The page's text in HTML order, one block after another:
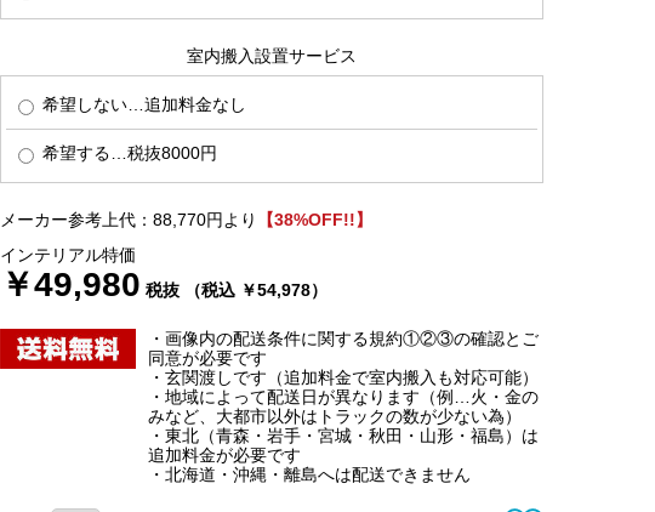
室内搬入設置サービス
希望しない…追加料金なし
希望する…税抜8000円
メーカー参考上代：88,770円より
【38%OFF!!】
インテリアル特価
￥49,980 税抜 （税込 ￥54,978）
・画像内の配送条件に関する規約①②③の確認とご
同意が必要です
・玄関渡しです（追加料金で室内搬入も対応可能）
・地域によって配送日が異なります（例…火・金の
みなど、大都市以外はトラックの数が少ない為）
・東北（青森・岩手・宮城・秋田・山形・福島）は
追加料金が必要です
・北海道・沖縄・離島へは配送できません